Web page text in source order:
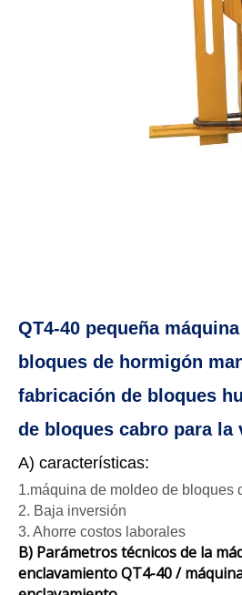
QT4-40 pequeña
bloques de hormigón
fabricación de bloques
de bloques cabro para la
A) características:
1.máquina de moldeo de bloques
2. Baja inversión
3. Ahorre costos laborales
B) Parámetros técnicos de la
enclavamiento QT4-40 /